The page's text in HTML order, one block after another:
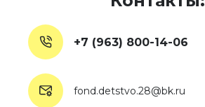
+7 (963) 800-14-06
fond.detstvo.28@bk.ru